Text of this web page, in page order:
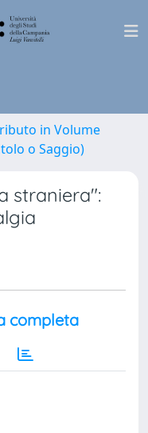
in Volume
o Saggio)
straniera":
completa